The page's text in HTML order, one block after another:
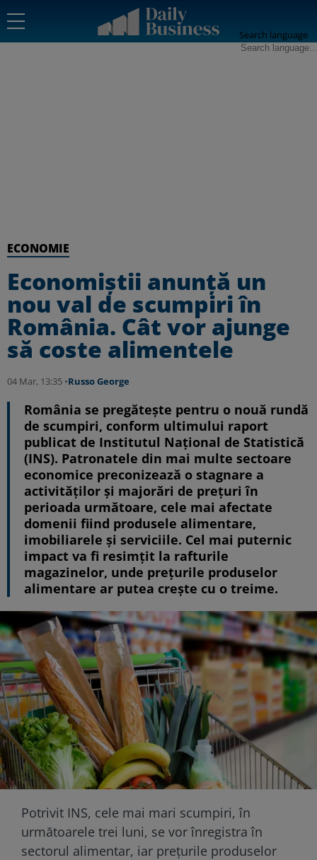
Search language
ECONOMIE
Economiştii anunţă un
nou val de scumpiri în
România. Cât vor ajunge
să coste alimentele
04 Mar, 13:35 •Russo George
România se pregătește pentru o nouă rundă
de scumpiri, conform ultimului raport
publicat de Institutul Național de Statistică
(INS). Patronatele din mai multe sectoare
economice preconizează o stagnare a
activităților și majorări de prețuri în
perioada următoare, cele mai afectate
domenii fiind produsele alimentare,
imobiliarele și serviciile. Cel mai puternic
impact va fi resimțit la rafturile
magazinelor, unde prețurile produselor
alimentare ar putea crește cu o treime.
Potrivit INS, cele mai mari scumpiri, în
următoarele trei luni, se vor înregistra în
sectorul alimentar, iar prețurile produselor